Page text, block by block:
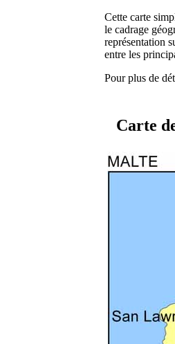
Cette carte
le cadrage
représentation
entre les
Pour plus de
Carte